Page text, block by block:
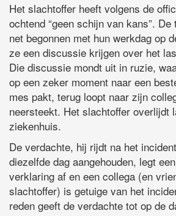
Het slachtoffer heeft volgens de
ochtend “geen schijn van kans”.
net begonnen met hun werkdag op
ze een discussie krijgen over het
Die discussie mondt uit in ruzie,
op een zeker moment naar een
mes pakt, terug loopt naar zijn
neersteekt. Het slachtoffer overlijdt
ziekenhuis.
De verdachte, hij rijdt na het
diezelfde dag aangehouden, legt
verklaring af en een collega (en
slachtoffer) is getuige van het
reden geeft de verdachte tot op de